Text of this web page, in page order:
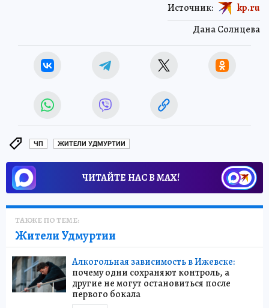
Дана Солнцева
Источник: kp.ru
ЧП ЖИТЕЛИ УДМУРТИИ
ЧИТАЙТЕ НАС В МАХ!
ТАКЖЕ ПО ТЕМЕ:
Жители Удмуртии
Алкогольная зависимость в Ижевске:
почему одни сохраняют контроль, а
другие не могут остановиться после
первого бокала